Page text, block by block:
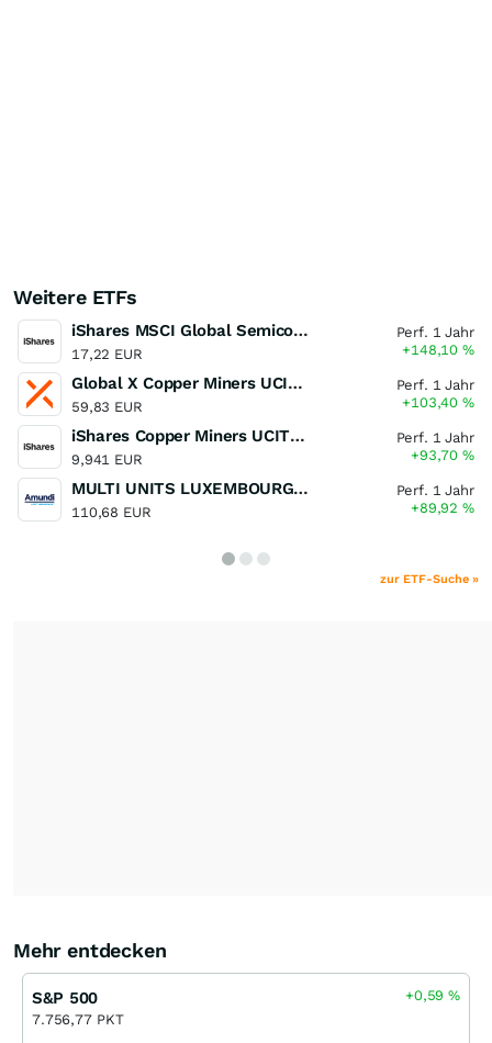
Weitere ETFs
iShares MSCI Global Semiconductors UCITS ETF USD (Acc)
17,22 EUR
Perf. 1 Jahr
+148,10%
Global X Copper Miners UCITS ETF USD Acc
59,83 EUR
Perf. 1 Jahr
+103,40%
iShares Copper Miners UCITS ETF
9,941 EUR
Perf. 1 Jahr
+93,70%
MULTI UNITS LUXEMBOURG - Lyxor MSCI Semiconductors ESG Filtered
110,68 EUR
Perf. 1 Jahr
+89,92%
zur ETF-Suche »
Mehr entdecken
S&P 500
7.756,77 PKT
+0,59%